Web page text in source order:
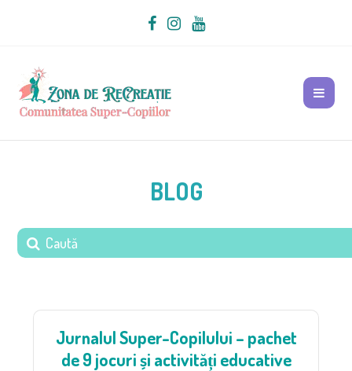
BLOG
Jurnalul Super-Copilului – pachet
de 9 jocuri și activități educative